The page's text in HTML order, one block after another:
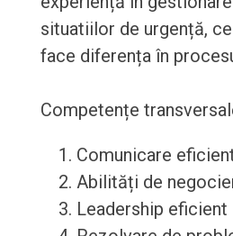
situatiilor de urgență,
face diferența în
Competențe
Comunicare
Abilități de
Leadership eficient